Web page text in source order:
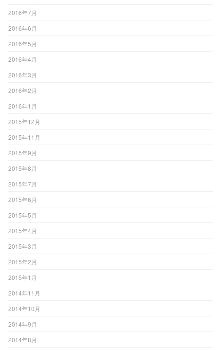
2016年7月
2016年6月
2016年5月
2016年4月
2016年3月
2016年2月
2016年1月
2015年12月
2015年11月
2015年9月
2015年8月
2015年7月
2015年6月
2015年5月
2015年4月
2015年3月
2015年2月
2015年1月
2014年11月
2014年10月
2014年9月
2014年8月